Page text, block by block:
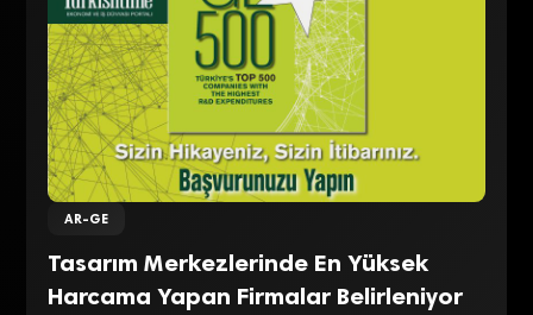
AR-GE
Tasarım Merkezlerinde En Yüksek
Harcama Yapan Firmalar Belirleniyor